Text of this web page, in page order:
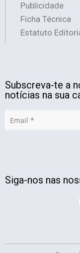
Publicidade
Ficha Técnica
Estatuto
Subscreva-te a
notícias na sua
Siga-nos nas